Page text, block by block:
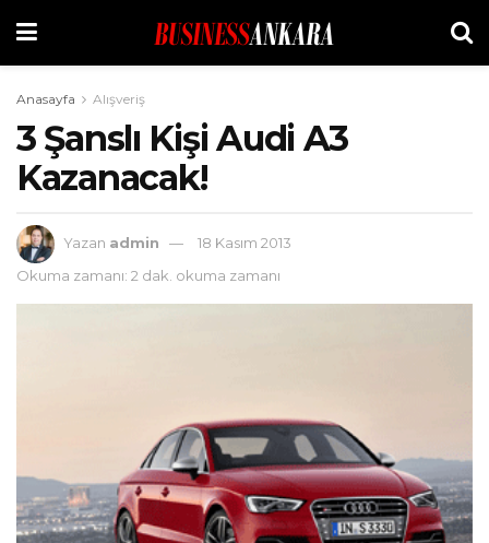
Anasayfa Alışveriş
3 Şanslı Kişi Audi A3
Kazanacak!
Yazan admin
18 Kasım 2013
Okuma zamanı: 2 dak. okuma zamanı